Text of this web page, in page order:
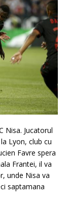
Nisa. Jucatorul
Lyon, club cu
Favre spera
Frantei, il va
unde Nisa va
saptamana